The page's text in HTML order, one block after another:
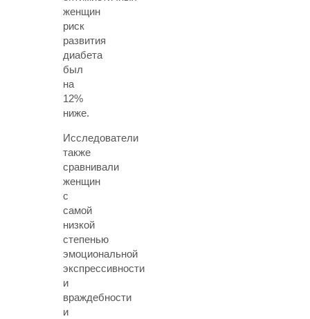
женщин
риск
развития
диабета
был
на
12%
ниже.
Исследователи
также
сравнивали
женщин
с
самой
низкой
степенью
эмоциональной
экспрессивности
и
враждебности
и